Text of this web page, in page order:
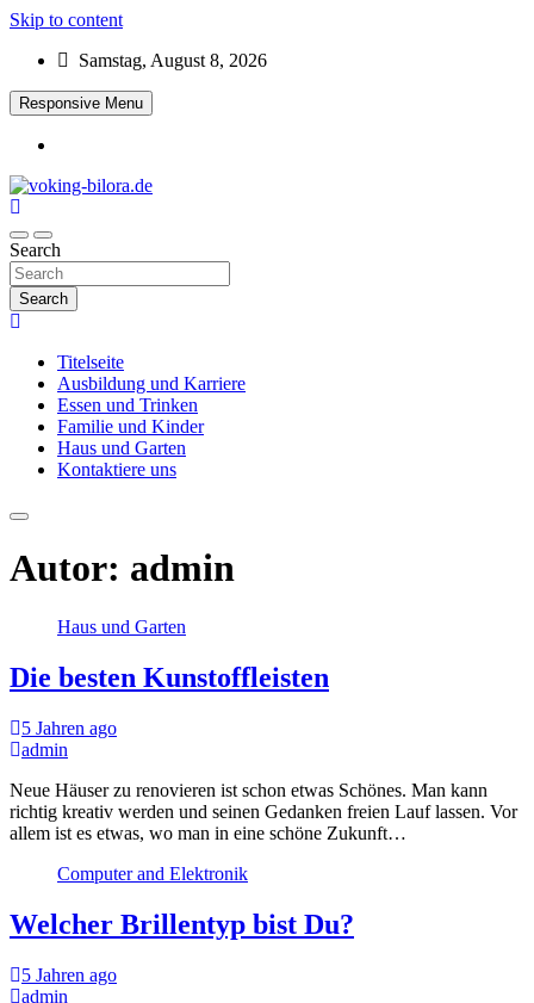
Skip to content
Samstag, August 8, 2026
Responsive Menu
voking-bilora.de
Search
Search
Titelseite
Ausbildung und Karriere
Essen und Trinken
Familie und Kinder
Haus und Garten
Kontaktiere uns
Autor: admin
Haus und Garten
Die besten Kunstoffleisten
5 Jahren ago
admin
Neue Häuser zu renovieren ist schon etwas Schönes. Man kann
richtig kreativ werden und seinen Gedanken freien Lauf lassen. Vor
allem ist es etwas, wo man in eine schöne Zukunft…
Computer and Elektronik
Welcher Brillentyp bist Du?
5 Jahren ago
admin